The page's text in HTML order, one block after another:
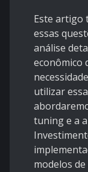
Este artigo
essas
análise
econômico
utilizar
tuning e a
modelos de